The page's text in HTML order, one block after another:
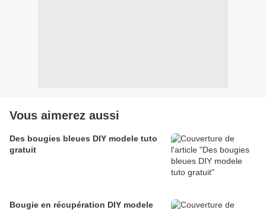
Vous aimerez aussi
Des bougies bleues DIY modele tuto
gratuit
Bougie en récupération DIY modele